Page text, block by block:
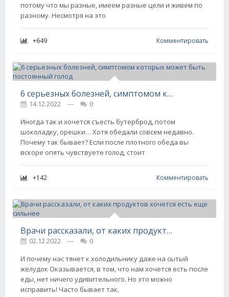
потому что мы разные, имеем разные цели и живем по
разному. Несмотря на это
+649 Комментировать
6 серьезных болезней, симптомом которых может быть постоянный голод
14.12.2022 ---
0
Иногда так и хочется съесть бутерброд, потом
шоколадку, орешки… Хотя обедали совсем недавно.
Почему так бывает? Если после плотного обеда вы
вскоре опять чувствуете голод, стоит
+142 Комментировать
Врачи рассказали, от каких продуктов хочется есть еще сильнее
02.12.2022 ---
0
И почему нас тянет к холодильнику даже на сытый
желудок Оказывается, в том, что нам хочется есть после
еды, нет ничего удивительного. Но это можно
исправить! Часто бывает так,